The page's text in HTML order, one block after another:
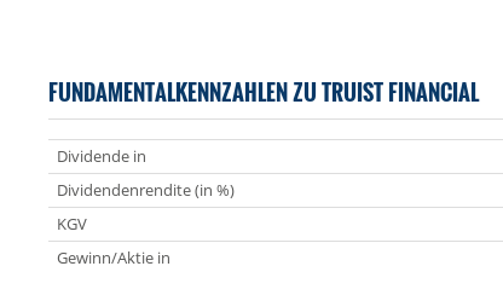
FUNDAMENTALKENNZAHLEN ZU TRUIST FINANCIAL
Dividende in
Dividendenrendite (in %)
KGV
Gewinn/Aktie in